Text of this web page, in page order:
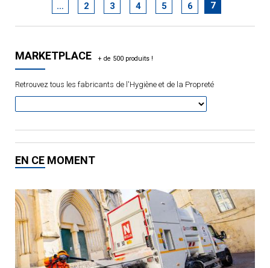
… 2 3 4 5 6 7
MARKETPLACE
Retrouvez tous les fabricants de l'Hygiène et de la Propreté
EN CE MOMENT